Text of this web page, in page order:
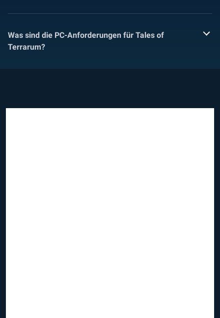
Was sind die PC-Anforderungen für Tales of
Terrarum?